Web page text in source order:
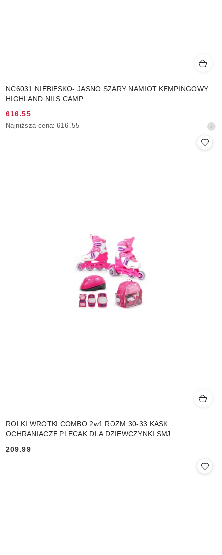
NC6031 NIEBIESKO- JASNO SZARY NAMIOT KEMPINGOWY
HIGHLAND NILS CAMP
Cena
promocyjna:
616.55
Najniższa
Najniższa cena: 616.55
ROLKI WROTKI COMBO 2w1 ROZM.30-33 KASK
OCHRANIACZE PLECAK DLA DZIEWCZYNKI SMJ
Cena:
209.99